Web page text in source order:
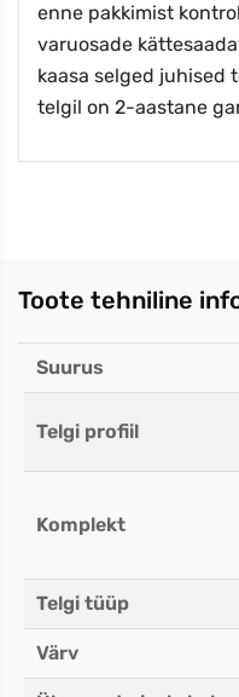
enne pakkimist
varuosade
kaasa selged juhised
telgil on 2-aastane
Toote tehniline
Suurus
Telgi profiil
Komplekt
Telgi tüüp
Värv